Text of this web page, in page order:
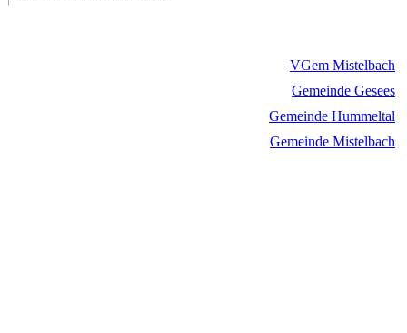
VGem Mistelbach
Gemeinde Gesees
Gemeinde Hummeltal
Gemeinde Mistelbach